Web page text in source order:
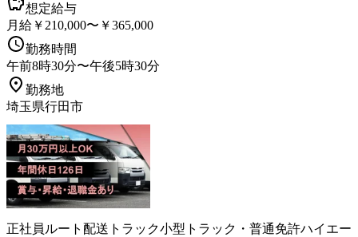
想定給与
月給￥210,000〜￥365,000
勤務時間
午前8時30分〜午後5時30分
勤務地
埼玉県行田市
正社員 ルート配送 トラック小型トラック・普通免許ハイエー